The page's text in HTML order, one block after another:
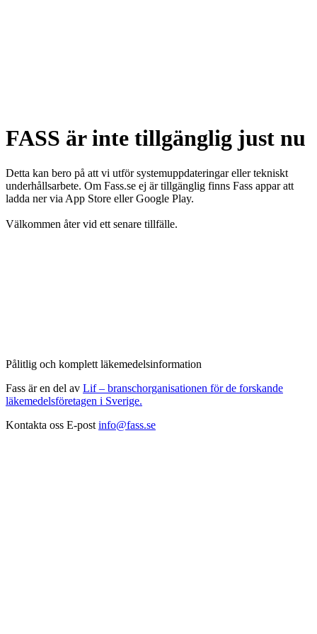
FASS är inte tillgänglig just nu
Detta kan bero på att vi utför systemuppdateringar eller tekniskt
underhållsarbete. Om Fass.se ej är tillgänglig finns Fass appar att
ladda ner via App Store eller Google Play.
Välkommen åter vid ett senare tillfälle.
Pålitlig och komplett läkemedelsinformation
Fass är en del av Lif – branschorganisationen för de forskande
läkemedelsföretagen i Sverige.
Kontakta oss E-post info@fass.se